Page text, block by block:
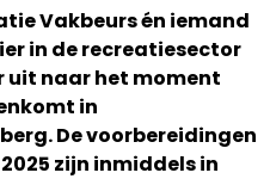
Vakbeurs én iemand
in de recreatiesector
uit naar het moment
in
De voorbereidingen
zijn inmiddels in